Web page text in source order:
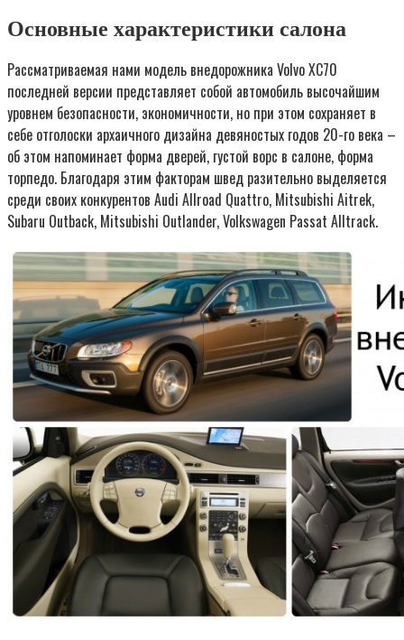
Основные характеристики салона
Рассматриваемая нами модель внедорожника Volvo XC70
последней версии представляет собой автомобиль высочайшим
уровнем безопасности, экономичности, но при этом сохраняет в
себе отголоски архаичного дизайна девяностых годов 20-го века –
об этом напоминает форма дверей, густой ворс в салоне, форма
торпедо. Благодаря этим факторам швед разительно выделяется
среди своих конкурентов Audi Allroad Quattro, Mitsubishi Aitrek,
Subaru Outback, Mitsubishi Outlander, Volkswagen Passat Alltrack.